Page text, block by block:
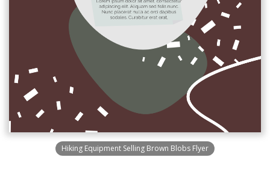
Hiking Equipment Selling Brown Blobs Flyer